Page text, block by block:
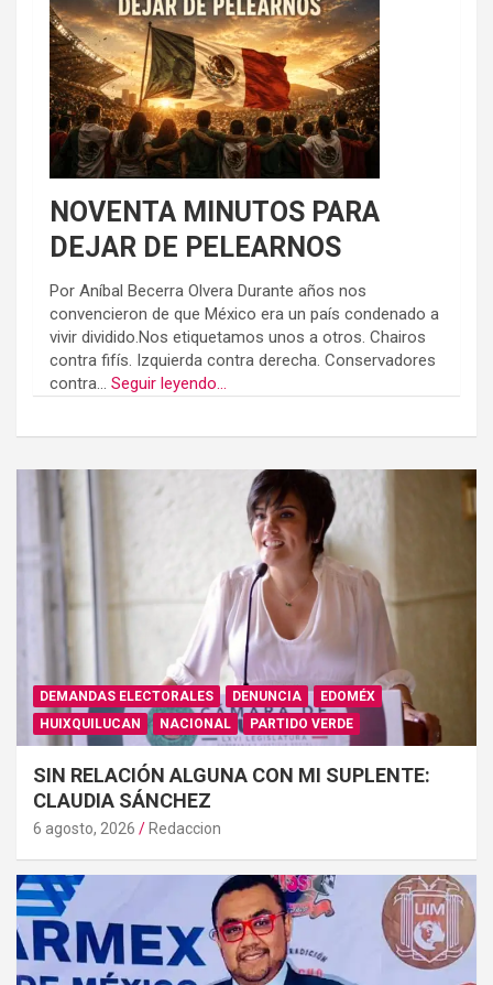
NOVENTA MINUTOS PARA
DEJAR DE PELEARNOS
Por Aníbal Becerra Olvera Durante años nos
convencieron de que México era un país condenado a
vivir dividido.Nos etiquetamos unos a otros. Chairos
contra fifís. Izquierda contra derecha. Conservadores
contra... Seguir leyendo...
DEMANDAS ELECTORALES DENUNCIA
EDOMÉX
HUIXQUILUCAN
NACIONAL PARTIDO VERDE
SIN RELACIÓN ALGUNA CON MI SUPLENTE:
CLAUDIA SÁNCHEZ
6 agosto, 2026 Redaccion